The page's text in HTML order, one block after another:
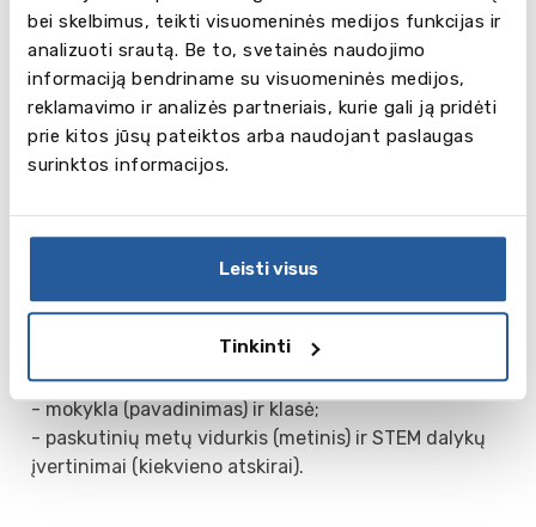
bei skelbimus, teikti visuomeninės medijos funkcijas ir
analizuoti srautą. Be to, svetainės naudojimo
informaciją bendriname su visuomeninės medijos,
reklamavimo ir analizės partneriais, kurie gali ją pridėti
prie kitos jūsų pateiktos arba naudojant paslaugas
surinktos informacijos.
Leisti visus
Tinkinti
teigiamai keisti visuomenę.
B1 CEFR (8 klasei).
B2 CEFR (9–10 klasėms).
- Matematikos ir fizikos stojamasis testas.
Paraiškų teikimo procesas
nurodydami šiuos duomenis ir jums bus
suteiktas kodas su kuriuo keliausite į kitą
- pilietybė
- mokykla (pavadinimas) ir klasė;
- paskutinių metų vidurkis (metinis) ir STEM dalykų
įvertinimai (kiekvieno atskirai).